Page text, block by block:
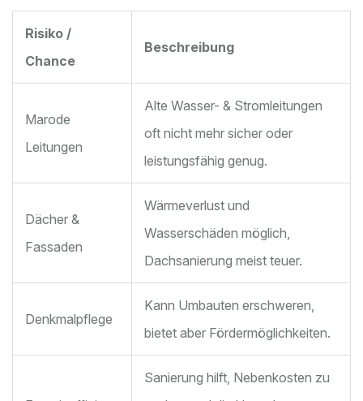
Risiko /
Chance
Beschreibung
Marode
Leitungen
Alte Wasser- & Stromleitungen
oft nicht mehr sicher oder
leistungsfähig genug.
Dächer &
Fassaden
Wärmeverlust und
Wasserschäden möglich,
Dachsanierung meist teuer.
Denkmalpflege
Kann Umbauten erschweren,
bietet aber Fördermöglichkeiten.
Sanierung hilft, Nebenkosten zu